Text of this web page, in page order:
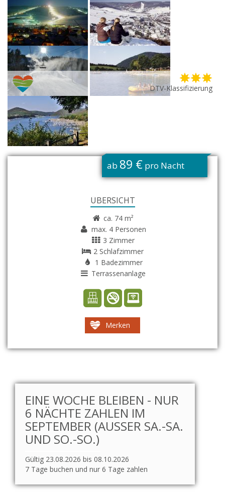
DTV-Klassifizierung
ab 89 € pro Nacht
ÜBERSICHT
ca. 74 m²
max. 4 Personen
3 Zimmer
2 Schlafzimmer
1 Badezimmer
Terrassenanlage
Merken
EINE WOCHE BLEIBEN - NUR
6 NÄCHTE ZAHLEN IM
SEPTEMBER (AUSSER SA.-SA. U
ND SO.-SO.)
Gültig 23.08.2026 bis 08.10.2026
7 Tage buchen und nur 6 Tage zahlen